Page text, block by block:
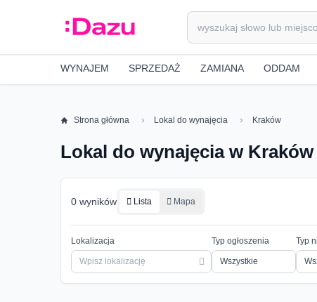
WYNAJEM SPRZEDAŻ ZAMIANA ODDAM
Strona główna Lokal do wynajęcia Kraków
Lokal do wynajęcia w Kraków
0 wyników Lista Mapa
Lokalizacja Typ ogłoszenia Typ